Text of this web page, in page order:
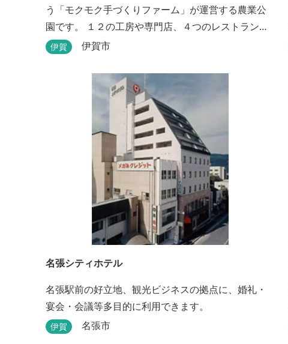
う「モクモク手づくりファーム」が運営する農業公
園です。 １２の工房や専門店、４つのレストラン・
カフェ、３箇所の体験教室がある他、田んぼやいか
いただける遊び場もあります。 園内では、ミニブタ
くんたちのショーを見たり、ウインナーづくりやパ
ンづくりなどの手づくり体験教室や、食農体験プロ
グラムに参加したり...
伊賀 伊賀市
名張シティホテル
名張駅前の好立地、観光ビジネスの拠点に、婚礼・
宴会・会議等多目的に利用できます。
伊賀 名張市